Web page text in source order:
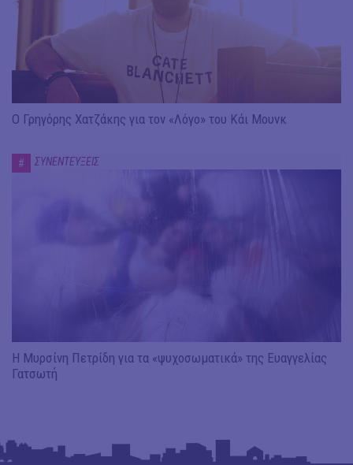
Ο Γρηγόρης Χατζάκης για τον «Λόγο» του Κάι Μουνκ
# ΣΥΝΕΝΤΕΥΞΕΙΣ
Η Μυρσίνη Πετρίδη για τα «ψυχοσωματικά» της Ευαγγελίας
Γατσωτή